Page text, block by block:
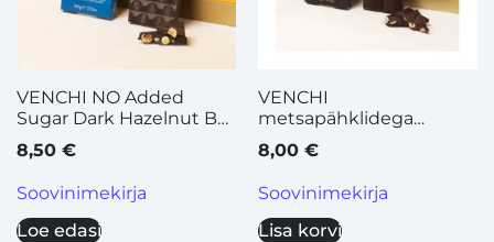
VENCHI NO Added
Sugar Dark Hazelnut Bar
100 g
8,50 €
Soovinimekirja
Loe edasi
VENCHI
metsapähklidega
tumešokolaad, 95g
8,00 €
Soovinimekirja
Lisa korvi